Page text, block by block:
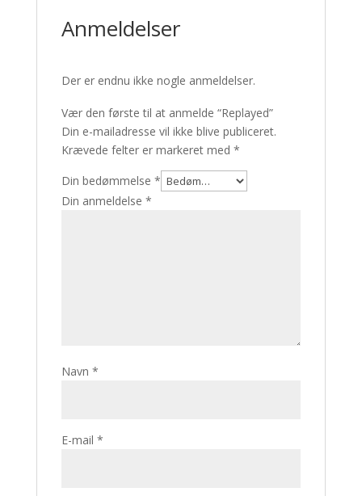
Anmeldelser
Der er endnu ikke nogle anmeldelser.
Vær den første til at anmelde “Replayed”
Din e-mailadresse vil ikke blive publiceret.
Krævede felter er markeret med *
Din bedømmelse *
Din anmeldelse *
Navn *
E-mail *